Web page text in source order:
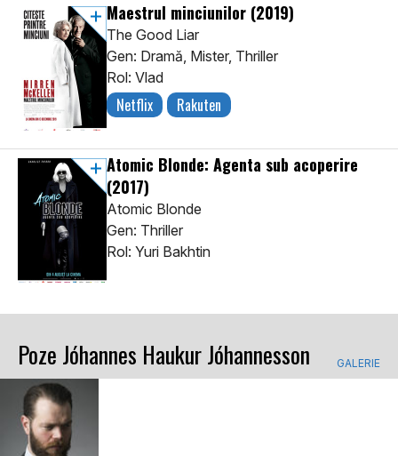
Maestrul minciunilor (2019)
The Good Liar
Gen: Dramă, Mister, Thriller
Rol: Vlad
Netflix Rakuten
Atomic Blonde: Agenta sub acoperire
(2017)
Atomic Blonde
Gen: Thriller
Rol: Yuri Bakhtin
Poze Jóhannes Haukur Jóhannesson GALERIE